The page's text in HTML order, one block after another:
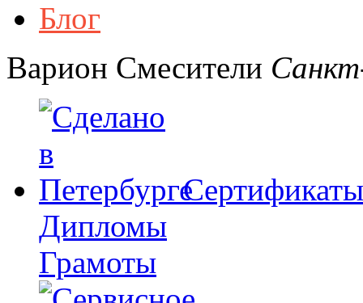
Блог
Варион Смесители
Сертификаты
Дипломы
Грамоты